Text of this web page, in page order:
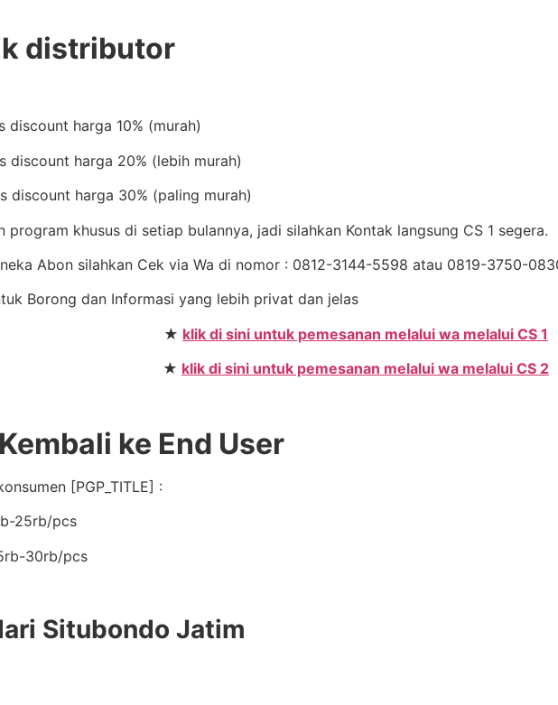
distributor
harga 10% (murah)
harga 20% (lebih murah)
discount harga 30% (paling murah)
program khusus di setiap bulannya, jadi silahkan Kontak langsung CS 1 segera.
Abon silahkan Cek via Wa di nomor : 0812-3144-5598 atau 0819-3750-
Borong dan Informasi yang lebih privat dan jelas
★ klik di sini untuk pemesanan melalui wa melalui CS 1
★ klik di sini untuk pemesanan melalui wa melalui CS 2
ke End User
[PGP_TITLE] :
25rb/pcs
30rb/pcs
Situbondo Jatim